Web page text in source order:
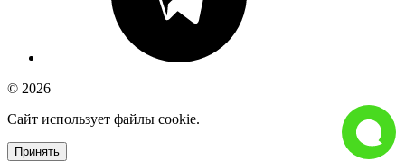
© 2026
Сайт использует файлы cookie.
Принять